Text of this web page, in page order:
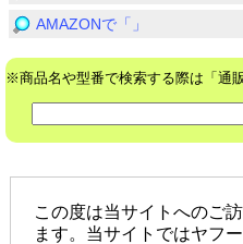
AMAZONで「」
※商品名や型番で検索する際は「通
この度は当サイトへのご
ます。当サイトではヤフ